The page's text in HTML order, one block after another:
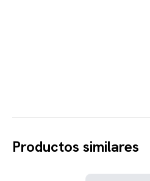
Productos similares